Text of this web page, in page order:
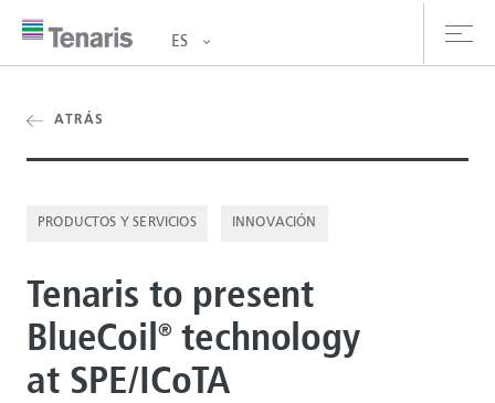
y Servicios
ES
ATRÁS
PRODUCTOS Y SERVICIOS INNOVACIÓN
Tenaris to present
BlueCoil® technology
at SPE/ICoTA